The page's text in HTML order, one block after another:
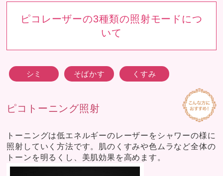
ピコレーザーの3種類の照射モードにつ
いて
シミ そばかす くすみ
ピコトーニング照射
トーニングは低エネルギーのレーザーをシャワーの様に
照射していく方法です。肌のくすみや色ムラなど全体の
トーンを明るくし、美肌効果を高めます。